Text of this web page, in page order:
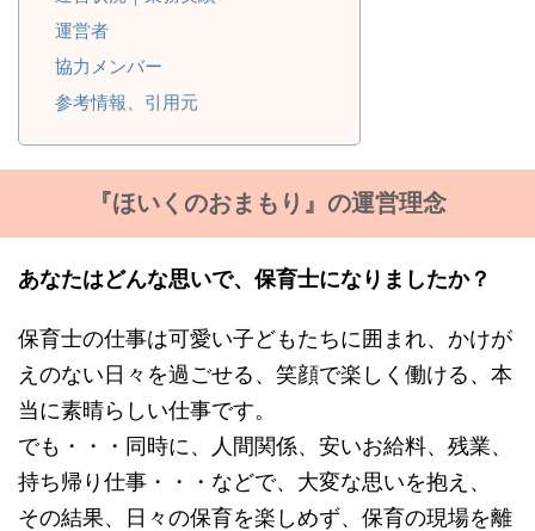
運営者
協力メンバー
参考情報、引用元
『ほいくのおまもり』の運営理念
あなたはどんな思いで、保育士になりましたか？
保育士の仕事は可愛い子どもたちに囲まれ、かけが
えのない日々を過ごせる、笑顔で楽しく働ける、本
当に素晴らしい仕事です。
でも・・・同時に、人間関係、安いお給料、残業、
持ち帰り仕事・・・などで、大変な思いを抱え、
その結果、日々の保育を楽しめず、保育の現場を離